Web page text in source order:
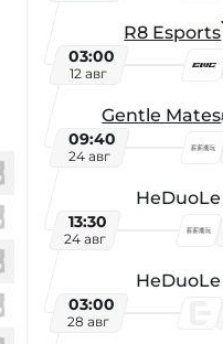
R8 Esports
03:00
12 авг
Gentle Mates
09:40
24 авг
HeDuoLe
13:30
24 авг
HeDuoLe
03:00
28 авг